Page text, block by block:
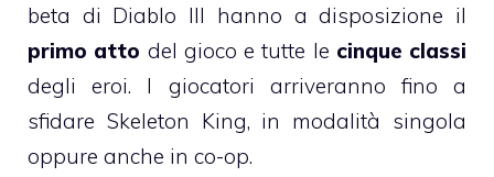
beta di Diablo III hanno a disposizione il
primo atto del gioco e tutte le cinque classi
degli eroi. I giocatori arriveranno fino a
sfidare Skeleton King, in modalità singola
oppure anche in co-op.